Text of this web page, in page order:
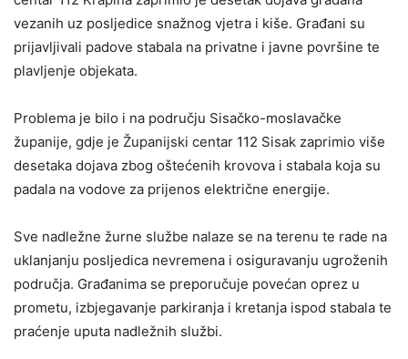
vezanih uz posljedice snažnog vjetra i kiše. Građani su
prijavljivali padove stabala na privatne i javne površine te
plavljenje objekata.
Problema je bilo i na području Sisačko-moslavačke
županije, gdje je Županijski centar 112 Sisak zaprimio više
desetaka dojava zbog oštećenih krovova i stabala koja su
padala na vodove za prijenos električne energije.
Sve nadležne žurne službe nalaze se na terenu te rade na
uklanjanju posljedica nevremena i osiguravanju ugroženih
područja. Građanima se preporučuje povećan oprez u
prometu, izbjegavanje parkiranja i kretanja ispod stabala te
praćenje uputa nadležnih službi.